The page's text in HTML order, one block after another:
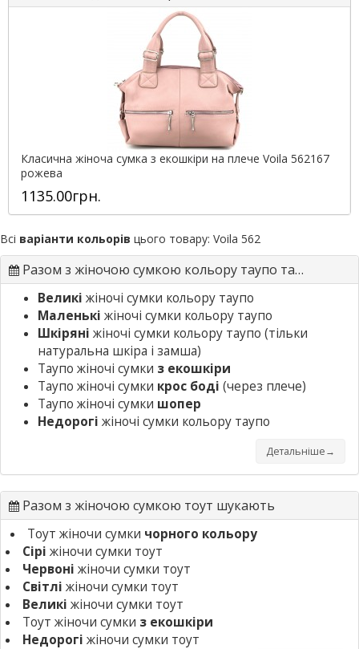
Класична жіноча сумка з екошкіри на плече Voila 562167
рожева
1135.00грн.
Всі варіанти кольорів цього товару: Voila 562
Разом з жіночою сумкою кольору таупо також шукають
Великі жіночі сумки кольору таупо
Маленькі жіночі сумки кольору таупо
Шкіряні жіночі сумки кольору таупо (тільки
натуральна шкіра і замша)
Таупо жіночі сумки з екошкіри
Таупо жіночі сумки крос боді (через плече)
Таупо жіночі сумки шопер
Недорогі жіночі сумки кольору таупо
Детальніше→
Разом з жіночою сумкою тоут шукають
Тоут жіночи сумки чорного кольору
Сірі жіночи сумки тоут
Червоні жіночи сумки тоут
Світлі жіночи сумки тоут
Великі жіночи сумки тоут
Тоут жіночи сумки з екошкіри
Недорогі жіночи сумки тоут